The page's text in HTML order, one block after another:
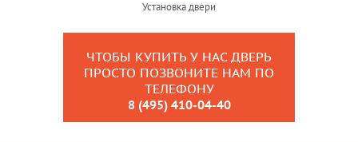
Установка двери
ЧТОБЫ КУПИТЬ У НАС ДВЕРЬ
ПРОСТО ПОЗВОНИТЕ НАМ ПО
ТЕЛЕФОНУ
8 (495) 410-04-40